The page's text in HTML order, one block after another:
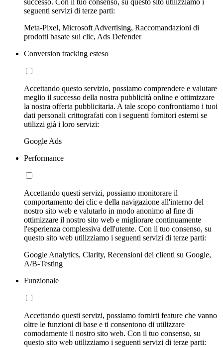
seguenti servizi di terze parti:
Meta-Pixel, Microsoft Advertising, Raccomandazioni di
prodotti basate sui clic, Ads Defender
Conversion tracking esteso
Accettando questo servizio, possiamo comprendere e valutare
meglio il successo della nostra pubblicità online e ottimizzare
la nostra offerta pubblicitaria. A tale scopo confrontiamo i tuoi
dati personali crittografati con i seguenti fornitori esterni se
utilizzi già i loro servizi:
Google Ads
Performance
Accettando questi servizi, possiamo monitorare il
comportamento dei clic e della navigazione all'interno del
nostro sito web e valutarlo in modo anonimo al fine di
ottimizzare il nostro sito web e migliorare continuamente
l'esperienza complessiva dell'utente. Con il tuo consenso, su
questo sito web utilizziamo i seguenti servizi di terze parti:
Google Analytics, Clarity, Recensioni dei clienti su Google,
A/B-Testing
Funzionale
Accettando questi servizi, possiamo fornirti feature che vanno
oltre le funzioni di base e ti consentono di utilizzare
comodamente il nostro sito web. Con il tuo consenso, su
questo sito web utilizziamo i seguenti servizi di terze parti: